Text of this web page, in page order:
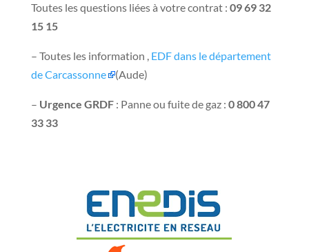
Toutes les questions liées à votre contrat : 09 69 32
15 15
– Toutes les information , EDF dans le département
de Carcassonne
(Aude)
– Urgence GRDF: Panne ou fuite de gaz : 0 800 47
33 33